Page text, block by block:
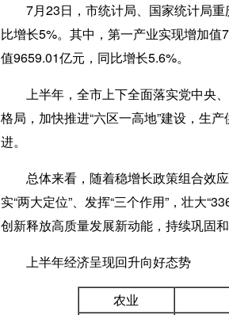
7月23日，市统计局、国家统计局重
比增长5%。其中，第一产业实现增加
值9659.01亿元，同比增长5.6%。
上半年，全市上下全面落实党中央、
格局，加快推进“六区一高地”建设，生
进。
总体来看，随着稳增长政策组合效应
实“两大定位”、发挥“三个作用”，壮大
创新释放高质量发展新动能，持续巩固
上半年经济呈现回升向好态势
农业